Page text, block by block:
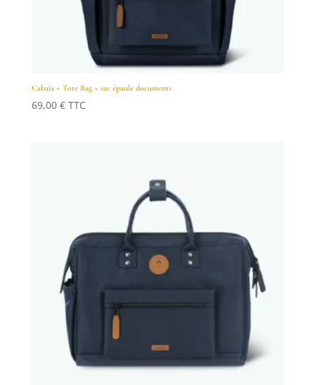
Cabaïa « Tote Bag » sac épaule documents
69,00 € TTC